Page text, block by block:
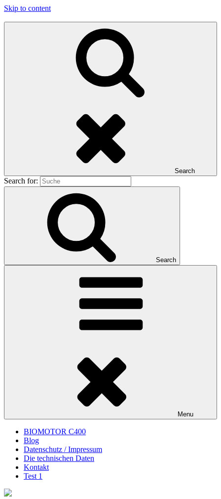
Skip to content
Search
Search for:
Search
Menu
BIOMOTOR C400
Blog
Datenschutz / Impressum
Die technischen Daten
Kontakt
Test 1